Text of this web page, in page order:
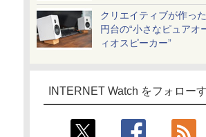
クリエイティブが作っ
円台の“小さなピュアオ
ィオスピーカー”
INTERNET Watch をフォロー